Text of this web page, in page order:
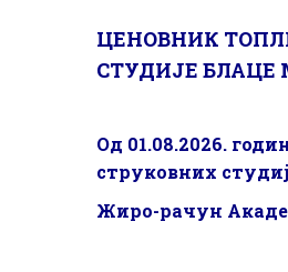
ЦЕНОВНИК
СТУДИЈЕ БЛАЦЕ
Од 01.08.2026.
струковних
Жиро-рачун